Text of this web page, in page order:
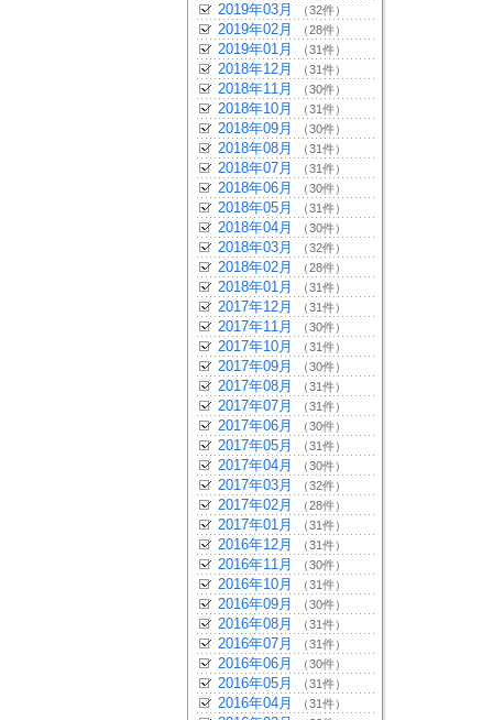
2019年03月 （32件）
2019年02月 （28件）
2019年01月 （31件）
2018年12月 （31件）
2018年11月 （30件）
2018年10月 （31件）
2018年09月 （30件）
2018年08月 （31件）
2018年07月 （31件）
2018年06月 （30件）
2018年05月 （31件）
2018年04月 （30件）
2018年03月 （32件）
2018年02月 （28件）
2018年01月 （31件）
2017年12月 （31件）
2017年11月 （30件）
2017年10月 （31件）
2017年09月 （30件）
2017年08月 （31件）
2017年07月 （31件）
2017年06月 （30件）
2017年05月 （31件）
2017年04月 （30件）
2017年03月 （32件）
2017年02月 （28件）
2017年01月 （31件）
2016年12月 （31件）
2016年11月 （30件）
2016年10月 （31件）
2016年09月 （30件）
2016年08月 （31件）
2016年07月 （31件）
2016年06月 （30件）
2016年05月 （31件）
2016年04月 （31件）